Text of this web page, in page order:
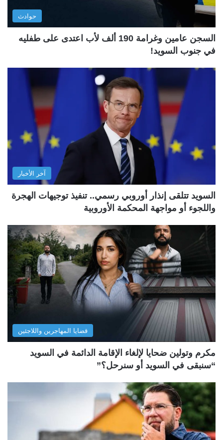
حوادث
السجن عامين وغرامة 190 ألف لأب اعتدى على طفليه
في جنوب السويد!
آخر الأخبار
السويد تتلقى إنذار أوروبي رسمي.. تنفيذ توجيهات الهجرة
واللجوء أو مواجهة المحكمة الأوروبية
قضايا المهاجرين واللاجئين
مكرم وتولين ضحايا لإلغاء الإقامة الدائمة في السويد
“سنبقى في السويد أو سنرحل؟”